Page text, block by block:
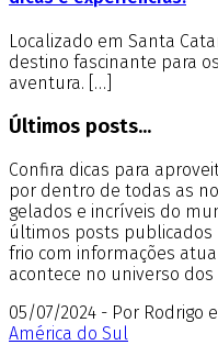
Localizado em Santa
destino fascinante para
aventura. […]
Últimos posts...
Confira dicas para
por dentro de todas as
gelados e incríveis do
últimos posts publicados
frio com informações
acontece no universo
05/07/2024 - Por Rodrigo
América do Sul